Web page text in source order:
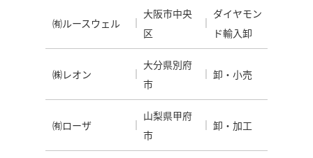
㈲ルースウェル
大阪市中央
区
ダイヤモン
ド輸入卸
㈱レオン
大分県別府
市
卸・小売
㈲ローザ
山梨県甲府
市
卸・加工